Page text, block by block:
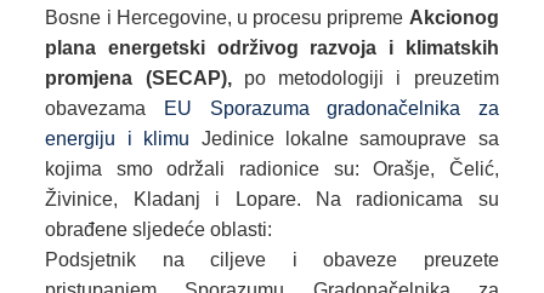
Bosne i Hercegovine, u procesu pripreme Akcionog
planaenergetski održivog razvoja i klimatskih
promjena (SECAP), po metodologiji i preuzetim
obavezama
EU Sporazuma gradonačelnika za
energiju i klimu Jedinice lokalne samouprave sa
kojima smo održali radionice su: Orašje, Čelić,
Živinice, Kladanj i Lopare. Na radionicama su
obrađene sljedeće oblasti:
Podsjetnik na ciljeve i obaveze preuzete